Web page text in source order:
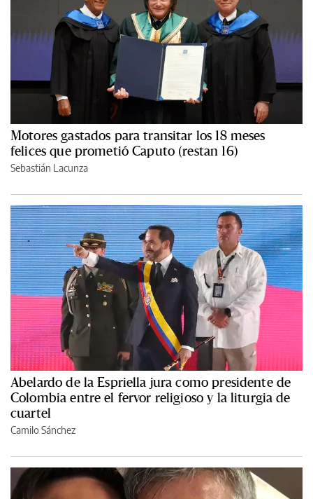
Motores gastados para transitar los 18 meses
felices que prometió Caputo (restan 16)
Sebastián Lacunza
Abelardo de la Espriella jura como presidente de
Colombia entre el fervor religioso y la liturgia de
cuartel
Camilo Sánchez